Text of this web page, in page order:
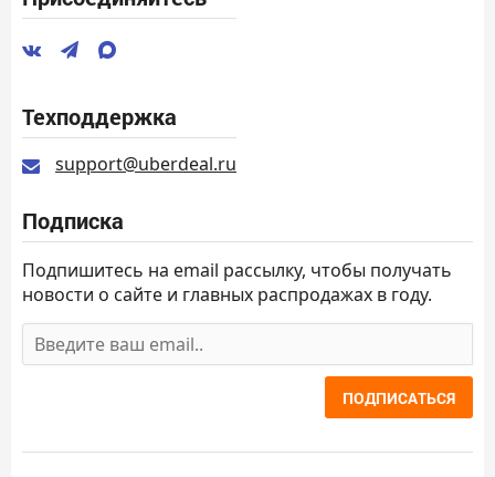
Техподдержка
support@uberdeal.ru
Подписка
Подпишитесь на email рассылку, чтобы получать
новости о сайте и главных распродажах в году.
ПОДПИСАТЬСЯ